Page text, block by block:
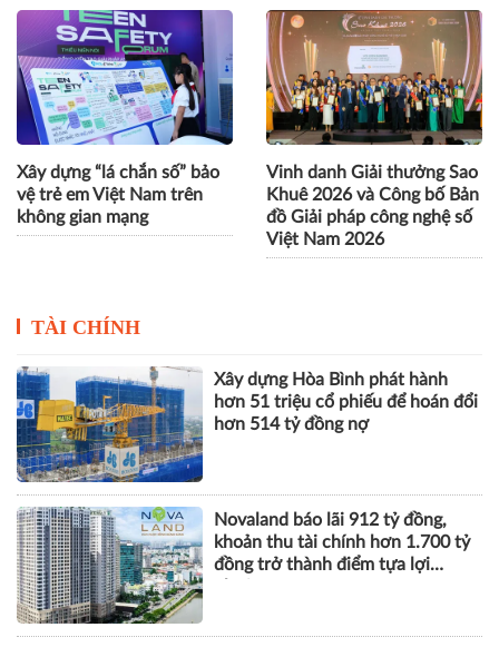
Xây dựng “lá chắn số” bảo
vệ trẻ em Việt Nam trên
không gian mạng
Vinh danh Giải thưởng Sao
Khuê 2026 và Công bố Bản
đồ Giải pháp công nghệ số
Việt Nam 2026
TÀI CHÍNH
Xây dựng Hòa Bình phát hành
hơn 51 triệu cổ phiếu để hoán đổi
hơn 514 tỷ đồng nợ
Novaland báo lãi 912 tỷ đồng,
khoản thu tài chính hơn 1.700 tỷ
đồng trở thành điểm tựa lợi